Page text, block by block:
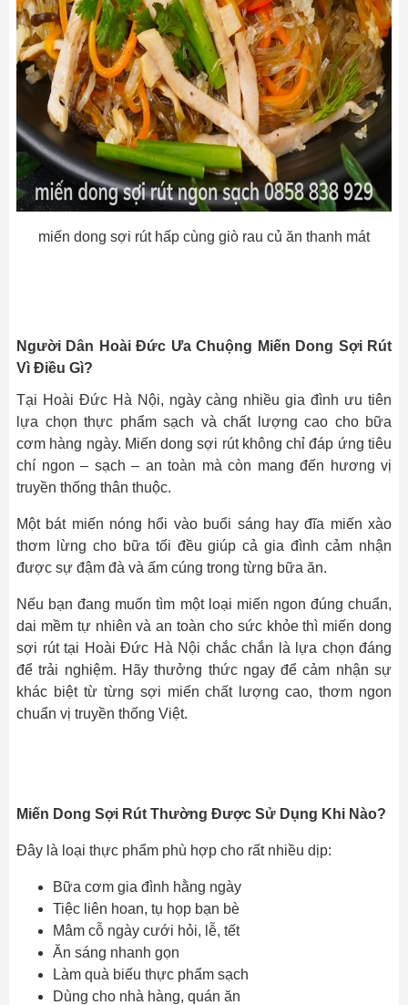
miến dong sợi rút hấp cùng giò rau củ ăn thanh mát
Người Dân Hoài Đức Ưa Chuộng Miến Dong Sợi Rút
Vì Điều Gì?
Tại Hoài Đức Hà Nội, ngày càng nhiều gia đình ưu tiên
lựa chọn thực phẩm sạch và chất lượng cao cho bữa
cơm hàng ngày. Miến dong sợi rút không chỉ đáp ứng tiêu
chí ngon – sạch – an toàn mà còn mang đến hương vị
truyền thống thân thuộc.
Một bát miến nóng hổi vào buổi sáng hay đĩa miến xào
thơm lừng cho bữa tối đều giúp cả gia đình cảm nhận
được sự đậm đà và ấm cúng trong từng bữa ăn.
Nếu bạn đang muốn tìm một loại miến ngon đúng chuẩn,
dai mềm tự nhiên và an toàn cho sức khỏe thì miến dong
sợi rút tại Hoài Đức Hà Nội chắc chắn là lựa chọn đáng
để trải nghiệm. Hãy thưởng thức ngay để cảm nhận sự
khác biệt từ từng sợi miến chất lượng cao, thơm ngon
chuẩn vị truyền thống Việt.
Miến Dong Sợi Rút Thường Được Sử Dụng Khi Nào?
Đây là loại thực phẩm phù hợp cho rất nhiều dịp:
Bữa cơm gia đình hằng ngày
Tiệc liên hoan, tụ họp bạn bè
Mâm cỗ ngày cưới hỏi, lễ, tết
Ăn sáng nhanh gọn
Làm quà biếu thực phẩm sạch
Dùng cho nhà hàng, quán ăn